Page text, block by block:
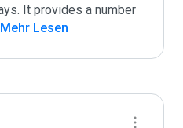
It provides a number
Mehr Lesen